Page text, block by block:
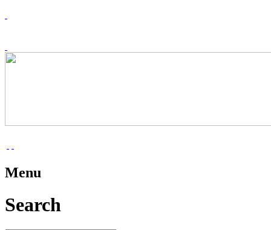
Menu
Search